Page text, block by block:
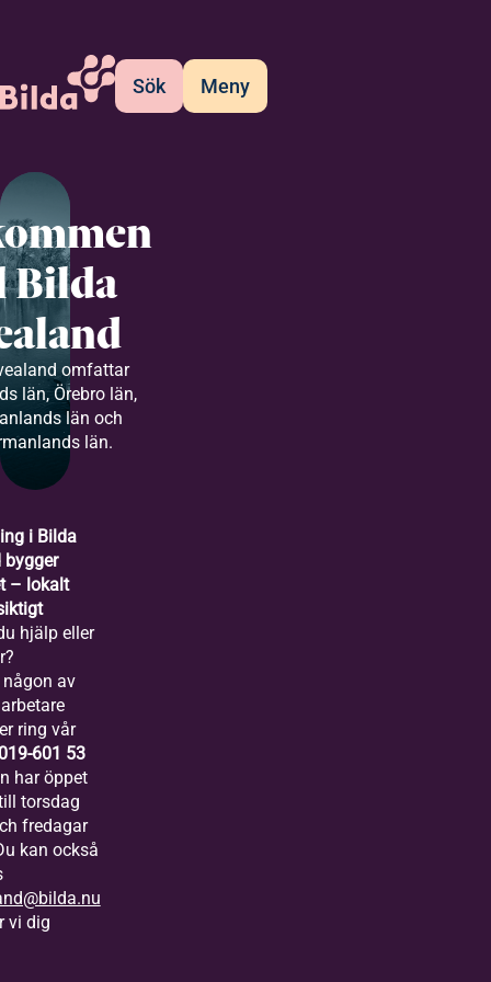
Sök Meny
Bilda
omfattar
län, Örebro län,
län och
län.
i Bilda
bygger
– lokalt
hjälp eller
av
ring vår
601 53
har öppet
torsdag
fredagar
kan också
vi dig